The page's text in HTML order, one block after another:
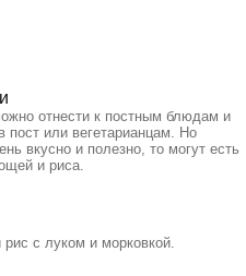
отнести к постным блюдам и
пост или вегетарианцам. Но
вкусно и полезно, то могут есть
и риса.
с луком и морковкой.